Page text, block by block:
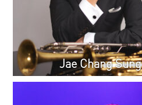
Jae Chang Sung